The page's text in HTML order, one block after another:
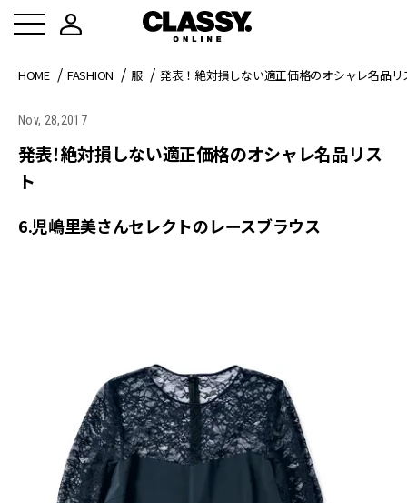
HOME FASHION 服 発表！絶対損しない適正価格のオシャレ名品リ
Nov, 28,2017
発表！絶対損しない適正価格のオシャレ名品リス
ト
6.児嶋里美さんセレクトのレースブラウス